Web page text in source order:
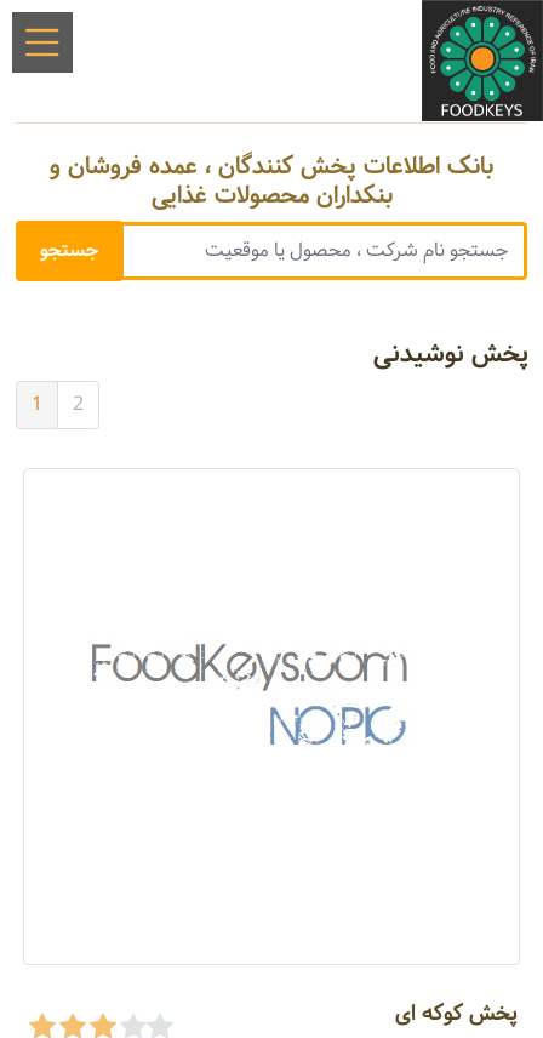
بانک اطلاعات پخش کنندگان ، عمده فروشان و
بنکداران محصولات غذایی
پخش نوشیدنی
1 2
پخش کوکه ای